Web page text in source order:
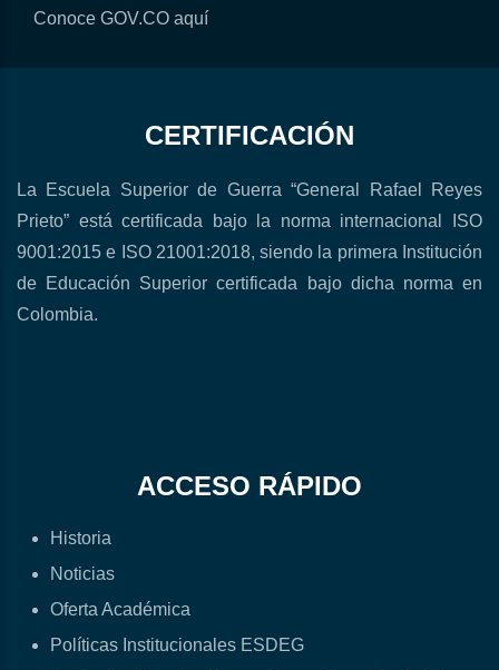
Conoce GOV.CO aquí
CERTIFICACIÓN
La Escuela Superior de Guerra “General Rafael Reyes
Prieto” está certificada bajo la norma internacional ISO
9001:2015 e ISO 21001:2018, siendo la primera Institución
de Educación Superior certificada bajo dicha norma en
Colombia.
ACCESO RÁPIDO
Historia
Noticias
Oferta Académica
Políticas Institucionales ESDEG